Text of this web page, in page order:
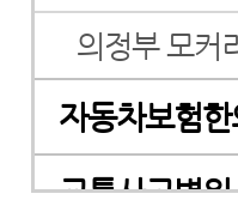
의정부 모커
자동차보험한
교통사고병